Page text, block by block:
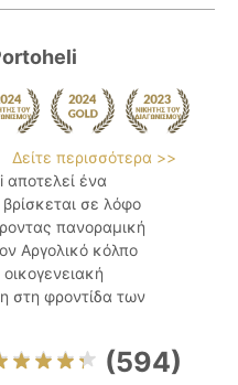
Δείτε περισσότερα >>
αποτελεί ένα
σε λόφο
πανοραμική
Αργολικό κόλπο
στη φροντίδα των
(594)